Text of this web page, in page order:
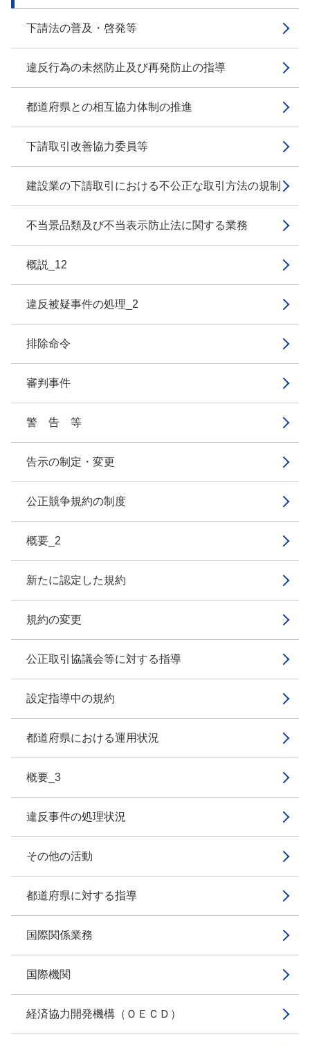
下請法の普及・啓発等
違反行為の未然防止及び再発防止の指導
都道府県との相互協力体制の推進
下請取引改善協力委員等
建設業の下請取引における不公正な取引方法の規制
不当景品類及び不当表示防止法に関する業務
概説_12
違反被疑事件の処理_2
排除命令
審判事件
警 告 等
告示の制定・変更
公正競争規約の制度
概要_2
新たに認定した規約
規約の変更
公正取引協議会等に対する指導
設定指導中の規約
都道府県における運用状況
概要_3
違反事件の処理状況
その他の活動
都道府県に対する指導
国際関係業務
国際機関
経済協力開発機構（ＯＥＣＤ）